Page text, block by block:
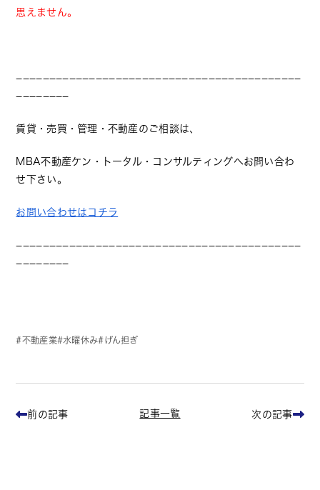
思えません。
−−−−−−−−−−−−−−−−−−−−−−−−−−−−−−−−−−−−−−−−−−−
−−−−−−−−
賃貸・売買・管理・不動産のご相談は、
MBA不動産ケン・トータル・コンサルティングへお問い合わ
せ下さい。
お問い合わせはコチラ
−−−−−−−−−−−−−−−−−−−−−−−−−−−−−−−−−−−−−−−−−−−
−−−−−−−−
不動産業 水曜休み げん担ぎ
前の記事 記事一覧 次の記事